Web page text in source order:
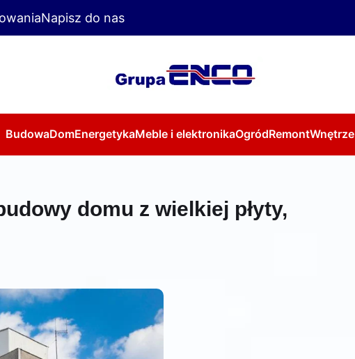
Napisz do nas
BudowaDomEnergetykaMeble i elektronikaOgródRemontWnętrze
domu z wielkiej płyty,